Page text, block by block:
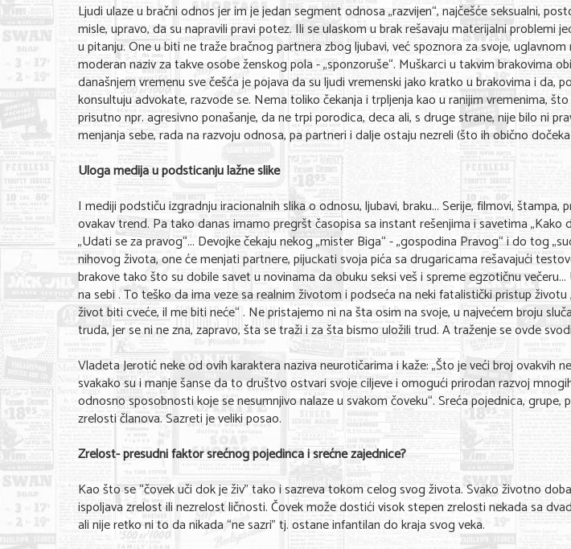
Ljudi ulaze u bračni odnos jer im je jedan segment odnosa „razvijen“, najčešće seksualni,
misle, upravo, da su napravili pravi potez. Ili se ulaskom u brak rešavaju materijalni problemi
u pitanju. One u biti ne traže bračnog partnera zbog ljubavi, već spoznora za svoje,
moderan naziv za takve osobe ženskog pola - „sponzoruše“. Muškarci u takvim brakovima
današnjem vremenu sve češća je pojava da su ljudi vremenski jako kratko u brakovima i da,
konsultuju advokate, razvode se. Nema toliko čekanja i trpljenja kao u ranijim vremenima,
prisutno npr. agresivno ponašanje, da ne trpi porodica, deca ali, s druge strane, nije bilo ni
menjanja sebe, rada na razvoju odnosa, pa partneri i dalje ostaju nezreli (što ih obično
Uloga medija u podsticanju lažne slike
I mediji podstiču izgradnju iracionalnih slika o odnosu, ljubavi, braku... Serije, filmovi, štampa,
ovakav trend. Pa tako danas imamo pregršt časopisa sa instant rešenjima i savetima „Kako
„Udati se za pravog“... Devojke čekaju nekog „mister Biga“ - „gospodina Pravog“ i do tog
nihovog života, one će menjati partnere, pijuckati svoja pića sa drugaricama rešavajući
brakove tako što su dobile savet u novinama da obuku seksi veš i spreme egzotičnu
na sebi . To teško da ima veze sa realnim životom i podseća na neki fatalistički pristup životu
život biti cveće, il me biti neće“ . Ne pristajemo ni na šta osim na svoje, u najvećem broju
truda, jer se ni ne zna, zapravo, šta se traži i za šta bismo uložili trud. A traženje se ovde
Vladeta Jerotić neke od ovih karaktera naziva neurotičarima i kaže: „Što je veći broj ovakvih
svakako su i manje šanse da to društvo ostvari svoje ciljeve i omogući prirodan razvoj
odnosno sposobnosti koje se nesumnjivo nalaze u svakom čoveku“. Sreća pojednica,
zrelosti članova. Sazreti je veliki posao.
Zrelost- presudni faktor srećnog pojedinca i srećne zajednice?
Kao što se “čovek uči dok je živ” tako i sazreva tokom celog svog života. Svako životno
ispoljava zrelost ili nezrelost ličnosti. Čovek može dostići visok stepen zrelosti nekada sa
ali nije retko ni to da nikada “ne sazri” tj. ostane infantilan do kraja svog veka.